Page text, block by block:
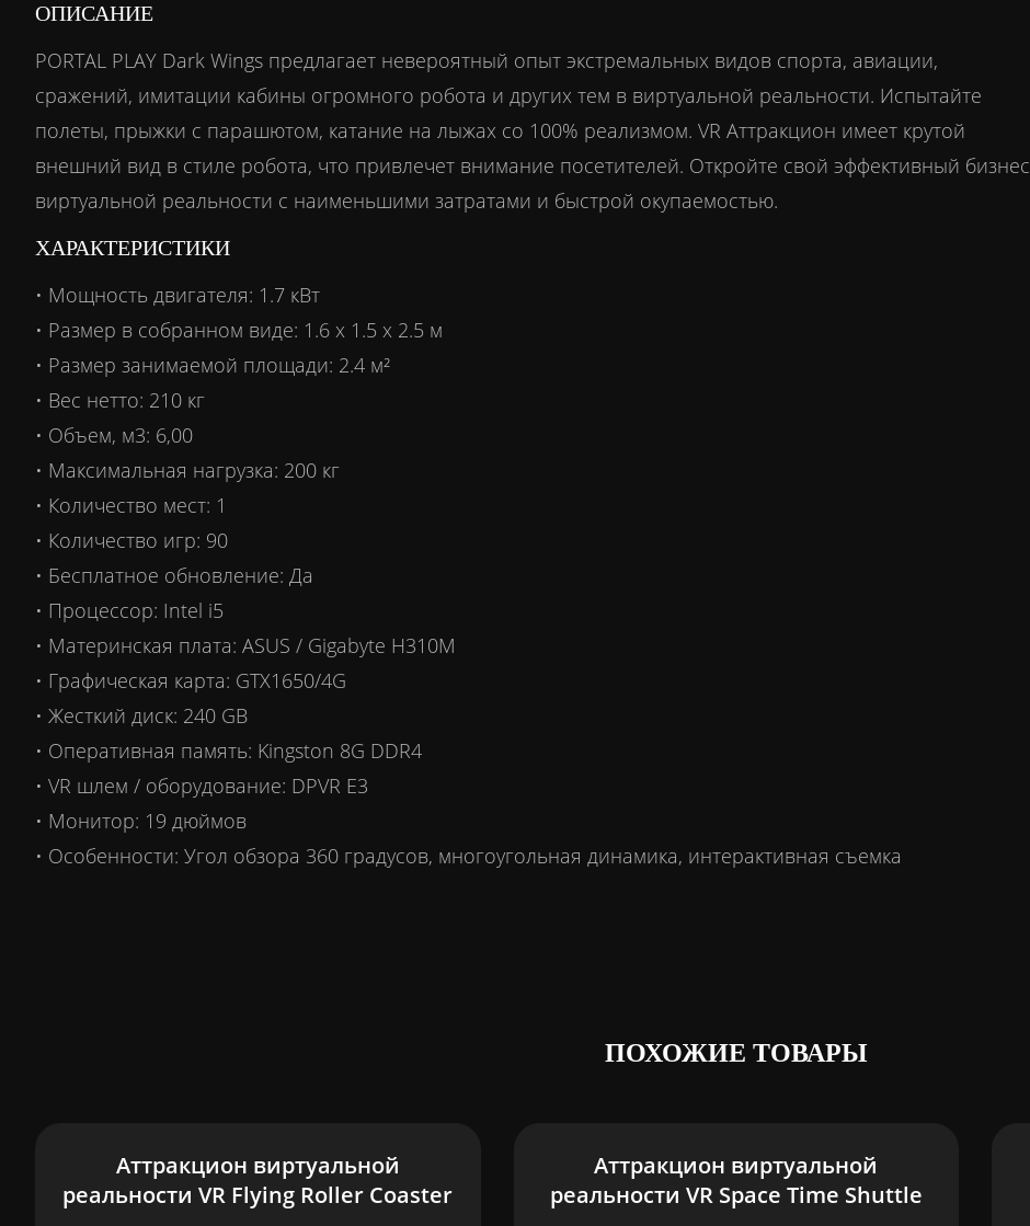
ОПИСАНИЕ
PORTAL PLAY Dark Wings предлагает невероятный опыт экстремальных видов спорта, авиации,
сражений, имитации кабины огромного робота и других тем в виртуальной реальности. Испытайте
полеты, прыжки с парашютом, катание на лыжах со 100% реализмом. VR Аттракцион имеет крутой
внешний вид в стиле робота, что привлечет внимание посетителей. Откройте свой эффективный бизнес
виртуальной реальности с наименьшими затратами и быстрой окупаемостью.
ХАРАКТЕРИСТИКИ
• Мощность двигателя: 1.7 кВт
• Размер в собранном виде: 1.6 х 1.5 х 2.5 м
• Размер занимаемой площади: 2.4 м²
• Вес нетто: 210 кг
• Объем, м3: 6,00
• Максимальная нагрузка: 200 кг
• Количество мест: 1
• Количество игр: 90
• Бесплатное обновление: Да
• Процессор: Intel i5
• Материнская плата: ASUS / Gigabyte H310M
• Графическая карта: GTX1650/4G
• Жесткий диск: 240 GB
• Оперативная память: Kingston 8G DDR4
• VR шлем / оборудование: DPVR E3
• Монитор: 19 дюймов
• Особенности: Угол обзора 360 градусов, многоугольная динамика, интерактивная съемка
ПОХОЖИЕ ТОВАРЫ
Аттракцион виртуальной
реальности VR Flying Roller Coaster
Аттракцион виртуальной
реальности VR Space Time Shuttle